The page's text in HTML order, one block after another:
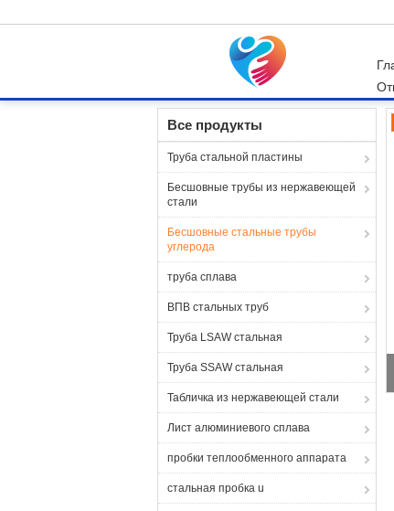
Все продукты
Труба стальной пластины
Бесшовные трубы из нержавеющей
стали
Бесшовные стальные трубы
углерода
труба сплава
ВПВ стальных труб
Труба LSAW стальная
Труба SSAW стальная
Табличка из нержавеющей стали
Лист алюминиевого сплава
пробки теплообменного аппарата
стальная пробка u